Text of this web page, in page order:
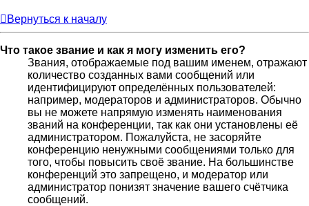
Вернуться к началу
Что такое звание и как я могу изменить его?
Звания, отображаемые под вашим именем, отражают
количество созданных вами сообщений или
идентифицируют определённых пользователей:
например, модераторов и администраторов. Обычно
вы не можете напрямую изменять наименования
званий на конференции, так как они установлены её
администратором. Пожалуйста, не засоряйте
конференцию ненужными сообщениями только для
того, чтобы повысить своё звание. На большинстве
конференций это запрещено, и модератор или
администратор понизят значение вашего счётчика
сообщений.